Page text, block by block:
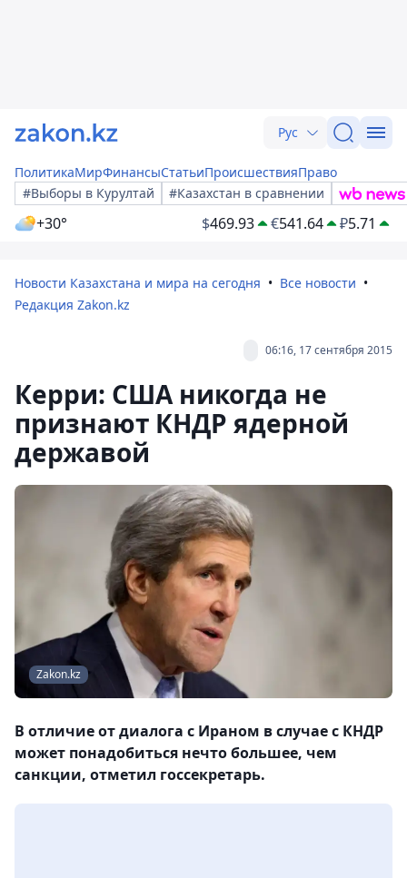
Рус
ПолитикаМирФинансыСтатьиПроисшествияПраво
#Выборы в Курултай
#Казахстан в сравнении
+30° $469.93 €541.64 ₽5.71
Новости Казахстана и мира на сегодня
Все новости
Редакция Zakon.kz
06:16, 17 сентября 2015
Керри: США никогда не
признают КНДР ядерной
державой
Zakon.kz
В отличие от диалога с Ираном в случае с КНДР
может понадобиться нечто большее, чем
санкции, отметил госсекретарь.